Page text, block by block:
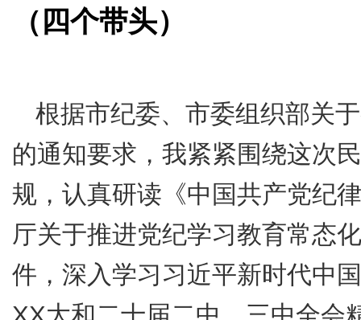
（四个带头）
根据市纪委、市委组织部关
的通知要求，我紧紧围绕这次
规，认真研读《中国共产党纪
厅关于推进党纪学习教育常态
件，深入学习习近平新时代中